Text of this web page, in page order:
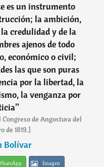
es un instrumento
la ambición,
credulidad y de la
ajenos de todo
económico o civil;
las que son puras
por la libertad, la
la venganza por
”
de Angostura del
de 1819.]
Bolívar
Imagen